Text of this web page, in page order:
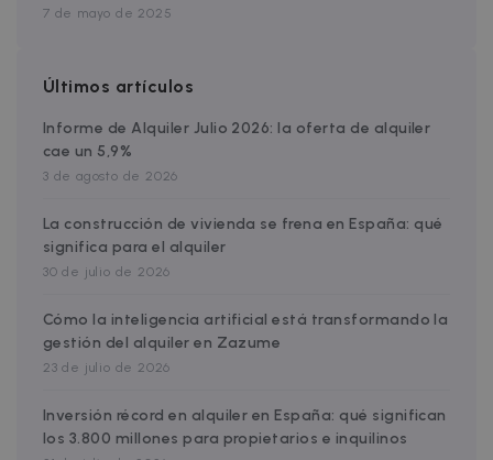
7 de mayo de 2025
Últimos artículos
Informe de Alquiler Julio 2026: la oferta de alquiler
cae un 5,9%
3 de agosto de 2026
La construcción de vivienda se frena en España: qué
significa para el alquiler
30 de julio de 2026
Cómo la inteligencia artificial está transformando la
gestión del alquiler en Zazume
23 de julio de 2026
Inversión récord en alquiler en España: qué significan
los 3.800 millones para propietarios e inquilinos
__cfruid
.faq.zazume.com
__cfruid
Cloudflare Inc.
Google